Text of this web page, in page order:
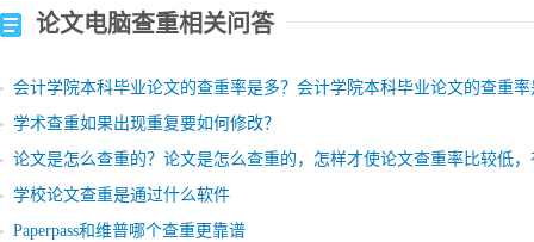
论文电脑查重相关问答
会计学院本科毕业论文的查重率是多？会计学院本科毕业论文的查重率
学术查重如果出现重复要如何修改？
论文是怎么查重的？论文是怎么查重的，怎样才使论文查重率比较低，
学校论文查重是通过什么软件
Paperpass和维普哪个查重更靠谱